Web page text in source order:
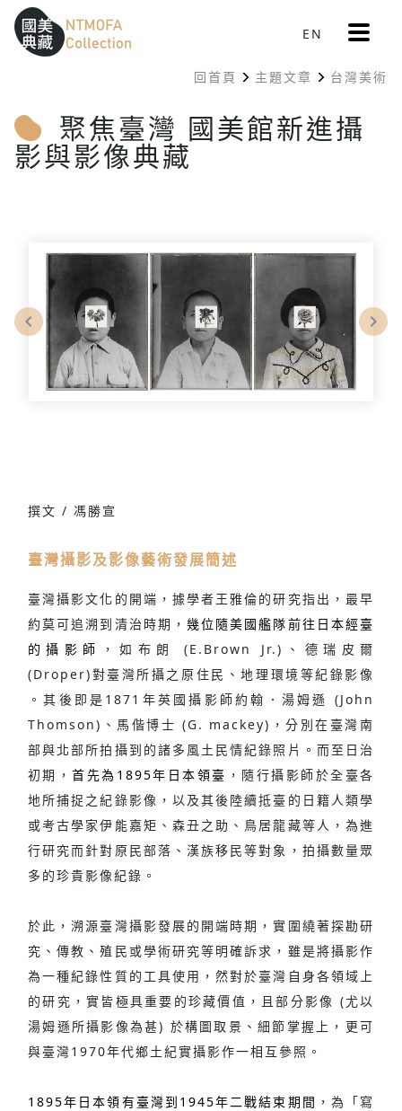
跳到中間主要內容區
網站導覽
::: EN 更
多
單
回首頁 主題文章 台灣美術
聚焦臺灣 國美館新進攝
影與影像典藏
Previous
撰文 / 馮勝宣
臺灣攝影及影像藝術發展簡述
臺灣攝影文化的開端，據學者王雅倫的研究指出，最早
約莫可追溯到清治時期， 幾位隨美國艦隊前往日本經臺
的攝影師
，如布朗 (E.Brown Jr.)、德瑞皮爾
(Droper)對臺灣所攝之原住民、地理環境等紀錄影像
。其後即是1871年英國攝影師約翰．湯姆遜 (John
Thomson)、馬偕博士 (G. mackey)，分別在臺灣南
部與北部所拍攝到的諸多風土民情紀錄照片。而至日治
初期，首先為1895年日本領臺 ，隨行攝影師於全臺各
地所捕捉之紀錄影像，以及其後陸續抵臺的日籍人類學
或考古學家伊能嘉矩、森丑之助、鳥居龍藏等人，為進
行研究而針對原民部落、漢族移民等對象，拍攝數量眾
多的珍貴影像紀錄。
於此，溯源臺灣攝影發展的開端時期，實圍繞著探勘研
究、傳教、殖民或學術研究等明確訴求，雖是將攝影作
為一種紀錄性質的工具使用，然對於臺灣自身各領域上
的研究，實皆極具重要的珍藏價值，且部分影像 (尤以
湯姆遜所攝影像為甚) 於構圖取景、細節掌握上，更可
與臺灣1970年代鄉土紀實攝影作一相互參照。
1895年日本領有臺灣到1945年二戰結束期間 ，為「寫